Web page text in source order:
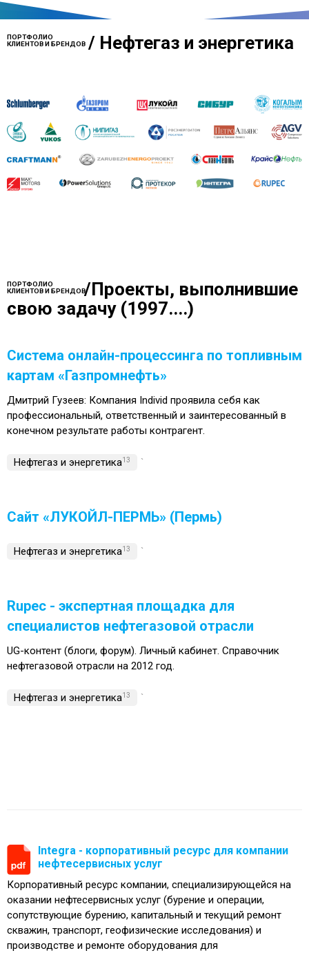
ПОРТФОЛИО
КЛИЕНТОВ И БРЕНДОВ/ Нефтегаз и энергетика
ПОРТФОЛИО
КЛИЕНТОВ И БРЕНДОВ/Проекты, выполнившие
свою задачу (1997....)
Система онлайн-процессинга по топливным
картам «Газпромнефть»
Дмитрий Гузеев: Компания Individ проявила себя как
профессиональный, ответственный и заинтересованный в
конечном результате работы контрагент.
Нефтегаз и энергетика13 `
Сайт «ЛУКОЙЛ-ПЕРМЬ» (Пермь)
Нефтегаз и энергетика13 `
Rupec - экспертная площадка для
специалистов нефтегазовой отрасли
UG-контент (блоги, форум). Личный кабинет. Справочник
нефтегазовой отрасли на 2012 год.
Нефтегаз и энергетика13 `
Integra - корпоративный ресурс для компании
нефтесервисных услуг
Корпоративный ресурс компании, специализирующейся на
оказании нефтесервисных услуг (бурение и операции,
сопутствующие бурению, капитальный и текущий ремонт
скважин, транспорт, геофизические исследования) и
производстве и ремонте оборудования для